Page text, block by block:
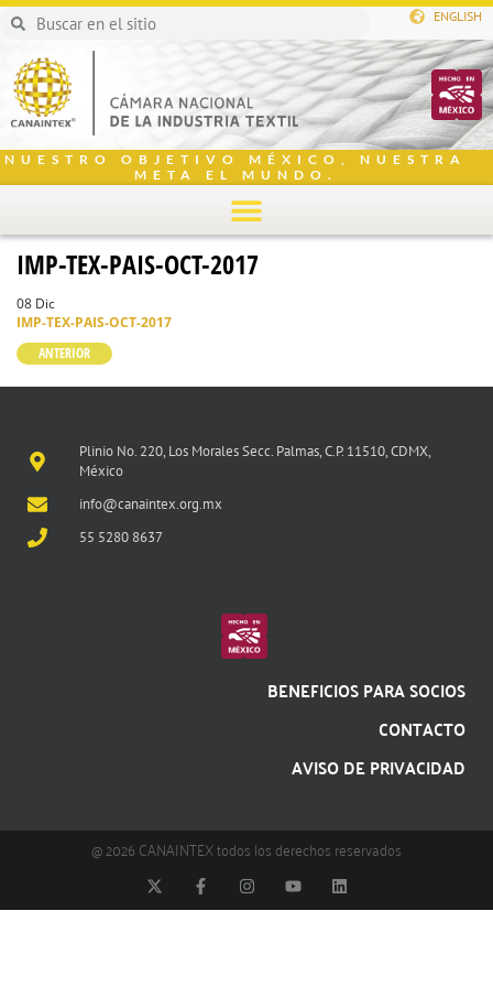
ENGLISH
NUESTRO OBJETIVO MÉXICO, NUESTRA
META EL MUNDO.
IMP-TEX-PAIS-OCT-2017
08 Dic
IMP-TEX-PAIS-OCT-2017
ANTERIOR
Plinio No. 220, Los Morales Secc. Palmas, C.P. 11510, CDMX,
México
info@canaintex.org.mx
55 5280 8637
BENEFICIOS PARA SOCIOS
CONTACTO
AVISO DE PRIVACIDAD
@ 2026 CANAINTEX todos los derechos reservados